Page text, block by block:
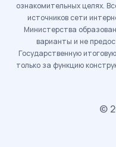
ознакомительных целях.
источников сети
Министерства
варианты и не
Государственную
только за функцию
©